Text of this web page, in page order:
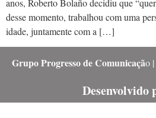
anos, Roberto Bolaño decidiu que
desse momento, trabalhou com uma
idade, juntamente com a […]
Grupo Progresso de Comunicação
Desenvolvido